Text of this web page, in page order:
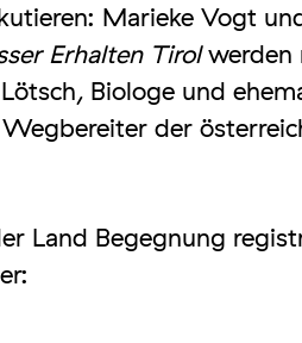
Marieke Vogt
Erhalten Tirolwerden
Biologe und
der
Land Begegnung